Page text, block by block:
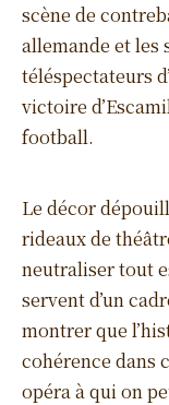
scène de
allemande et les
téléspectateurs
victoire
football.
Le décor
rideaux de
neutraliser tout
servent d’un
montrer que
cohérence dans
opéra à qui on